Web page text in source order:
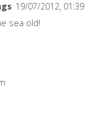
19/07/2012, 01:39
sea old!